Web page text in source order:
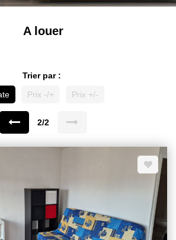
A louer
Trier par :
Prix -/+ Prix +/-
2/2